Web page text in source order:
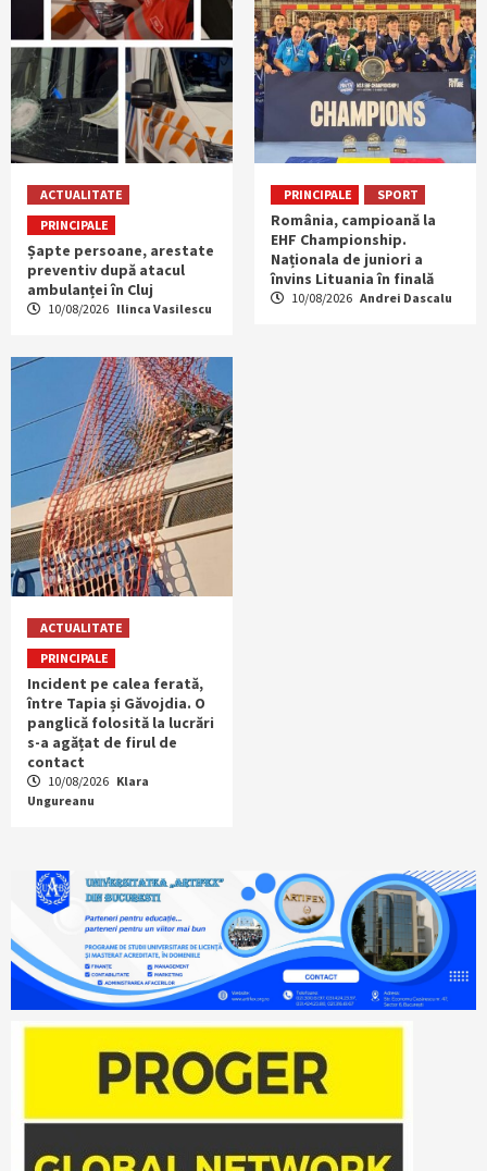
ACTUALITATE
PRINCIPALE
Șapte persoane, arestate
preventiv după atacul
ambulanței în Cluj
10/08/2026 Ilinca Vasilescu
PRINCIPALE SPORT
România, campioană la
EHF Championship.
Naționala de juniori a
învins Lituania în finală
10/08/2026 Andrei Dascalu
ACTUALITATE
PRINCIPALE
Incident pe calea ferată,
între Tapia și Găvojdia. O
panglică folosită la lucrări
s-a agățat de firul de
contact
10/08/2026 Klara
Ungureanu